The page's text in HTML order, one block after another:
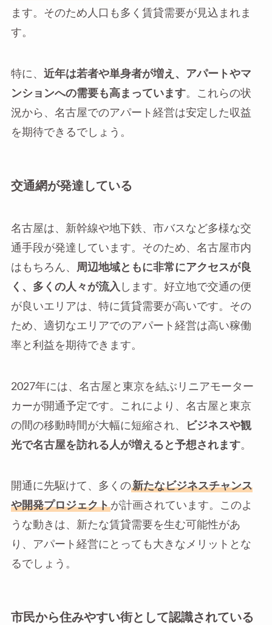
ます。そのため人口も多く賃貸需要が見込まれま
す。
特に、 近年は若者や単身者が増え、アパートやマ
ンションへの需要も高まっています。これらの状
況から、名古屋でのアパート経営は安定した収益
を期待できるでしょう。
交通網が発達している
名古屋は、新幹線や地下鉄、市バスなど多様な交
通手段が発達しています。そのため、名古屋市内
はもちろん、
周辺地域ともに非常にアクセスが良
く、多くの人々が流入 します。好立地で交通の便
が良いエリアは、特に賃貸需要が高いです。その
ため、適切なエリアでのアパート経営は高い稼働
率と利益を期待できます。
2027年には、名古屋と東京を結ぶリニアモーター
カーが開通予定です。これにより、名古屋と東京
の間の移動時間が大幅に短縮され、
ビジネスや観
光で名古屋を訪れる人が増えると予想されます。
開通に先駆けて、多くの新たなビジネスチャンス
や開発プロジェクトが計画されています。このよ
うな動きは、新たな賃貸需要を生む可能性があ
り、アパート経営にとっても大きなメリットとな
るでしょう。
市民から住みやすい街として認識されている